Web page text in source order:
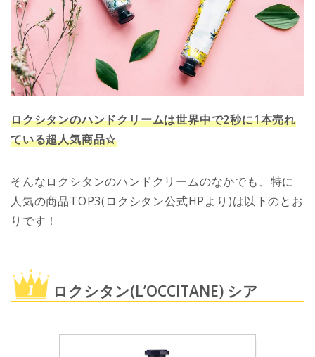
ロクシタンのハンドクリームは世界中で2秒に1本売れ
ている超人気商品☆
そんなロクシタンのハンドクリームのなかでも、特に
人気の商品TOP3(ロクシタン公式HPより)は以下のとお
りです！
ロクシタン(L’OCCITANE) シア